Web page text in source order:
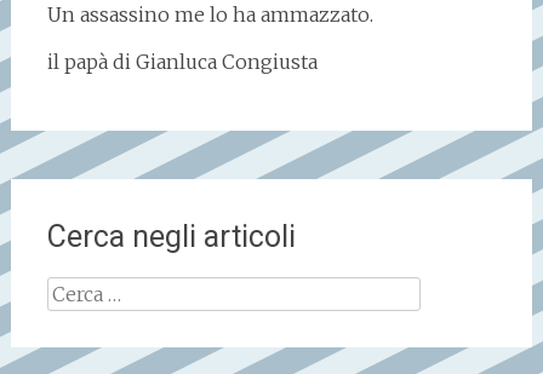
Un assassino me lo ha ammazzato.
il papà di Gianluca Congiusta
Cerca negli articoli
Ricerca